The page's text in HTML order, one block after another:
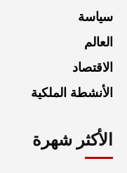
سياسة
العالم
الاقتصاد
الأنشطة الملكية
الأكثر شهرة